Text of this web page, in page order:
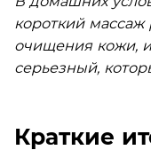
короткий
очищения кожи,
серьезный,
Краткие